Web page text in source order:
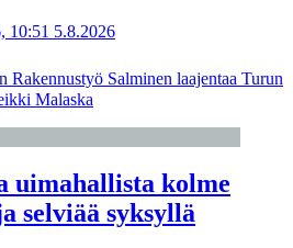
10:51 5.8.2026
Rakennustyö Salminen laajentaa Turun
Malaska
uimahallista kolme
selviää syksyllä